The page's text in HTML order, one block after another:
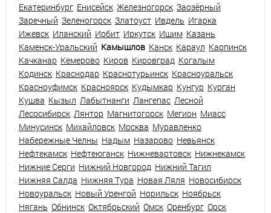
Екатеринбург Енисейск Железногорск Заозёрный
Заречный Зеленогорск Златоуст Ивдель Игарка
Ижевск Иланский Ирбит Иркутск Ишим Казань
Каменск-Уральский Камышлов Канск Караул Карпинск
Качканар Кемерово Киров Кировград Когалым
Кодинск Краснодар Краснотурьинск Красноуральск
Красноуфимск Красноярск Кудымкар Кунгур Курган
Кушва Кызыл Лабытнанги Лангепас Лесной
Лесосибирск Лянтор Магнитогорск Мегион Миасс
Минусинск Михайловск Москва Муравленко
Набережные Челны Надым Назарово Невьянск
Нефтекамск Нефтеюганск Нижневартовск Нижнекамск
Нижние Серги Нижний Новгород Нижний Тагил
Нижняя Салда Нижняя Тура Новая Ляля Новосибирск
Новоуральск Новый Уренгой Норильск Ноябрьск
Нягань Обнинск Октябрьский Омск Оренбург Орск